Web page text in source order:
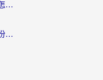
在海外玩坦克世界闪击战很卡怎么办？老玩家亲测有效的加速器选择指南
欧洲怎么玩新诛仙不卡顿？一份给海外游子的国服游戏畅玩指南